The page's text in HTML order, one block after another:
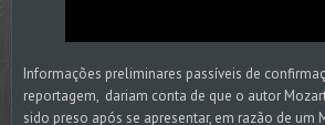
Informações preliminares passíveis de
reportagem, dariam conta de que o autor
sido preso após se apresentar, em razão de um